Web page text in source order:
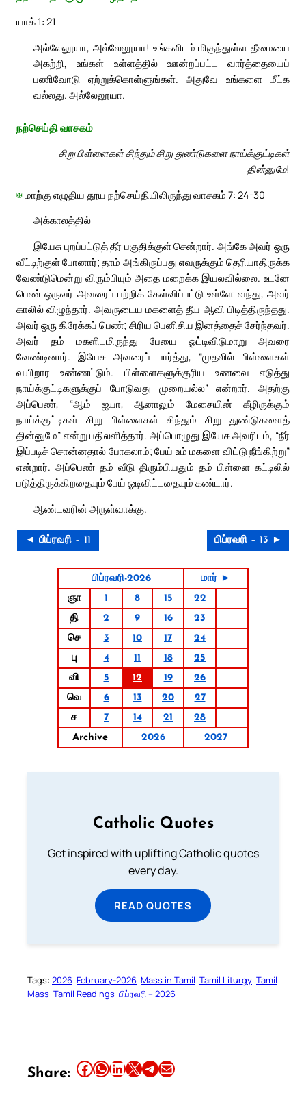
யாக் 1: 21
அல்லேலூயா, அல்லேலூயா! உங்களிடம் மிகுந்துள்ள தீமையை
அகற்றி, உங்கள் உள்ளத்தில் ஊன்றப்பட்ட வார்த்தையைப்
பணிவோடு ஏற்றுக்கொள்ளுங்கள். அதுவே உங்களை மீட்க
வல்லது. அல்லேலூயா.
நற்செய்தி வாசகம்
சிறு பிள்ளைகள் சிந்தும் சிறு துண்டுகளை நாய்க்குட்டிகள்
தின்னுமே!
✠மாற்கு எழுதிய தூய நற்செய்தியிலிருந்து வாசகம் 7: 24-30
அக்காலத்தில்
இயேசு புறப்பட்டுத் தீர் பகுதிக்குள் சென்றார். அங்கே அவர் ஒரு
வீட்டிற்குள் போனார்; தாம் அங்கிருப்பது எவருக்கும் தெரியாதிருக்க
வேண்டுமென்று விரும்பியும் அதை மறைக்க இயலவில்லை. உடனே
பெண் ஒருவர் அவரைப் பற்றிக் கேள்விப்பட்டு உள்ளே வந்து, அவர்
காலில் விழுந்தார். அவருடைய மகளைத் தீய ஆவி பிடித்திருந்தது.
அவர் ஒரு கிரேக்கப் பெண்; சிரிய பெனிசிய இனத்தைச் சேர்ந்தவர்.
அவர் தம் மகளிடமிருந்து பேயை ஓட்டிவிடுமாறு அவரை
வேண்டினார். இயேசு அவரைப் பார்த்து, “முதலில் பிள்ளைகள்
வயிறார உண்ணட்டும். பிள்ளைகளுக்குரிய உணவை எடுத்து
நாய்க்குட்டிகளுக்குப் போடுவது முறையல்ல” என்றார். அதற்கு
அப்பெண், “ஆம் ஐயா, ஆனாலும் மேசையின் கீழிருக்கும்
நாய்க்குட்டிகள் சிறு பிள்ளைகள் சிந்தும் சிறு துண்டுகளைத்
தின்னுமே” என்று பதிலளித்தார். அப்பொழுது இயேசு அவரிடம், “நீர்
இப்படிச் சொன்னதால் போகலாம்; பேய் உம் மகளை விட்டு நீங்கிற்று”
என்றார். அப்பெண் தம் வீடு திரும்பியதும் தம் பிள்ளை கட்டிலில்
படுத்திருக்கிறதையும் பேய் ஓடிவிட்டதையும் கண்டார்.
ஆண்டவரின் அருள்வாக்கு.
◄ பிப்ரவரி – 11 பிப்ரவரி – 13 ►
பிப்ரவரி-2026
மார் ►
ஞா
1 8 15
22
தி
2 9 16
23
செ
3 10 17
24
பு
4 11 18
25
வி
5 12 19
26
வெ
6 13 20
27
ச
7 14 21
28
Archive
2026 2027
Catholic Quotes
Get inspired with uplifting Catholic quotes
every day.
READ QUOTES
Tags: 2026 February-2026 Mass in Tamil Tamil Liturgy Tamil
Mass Tamil Readings பிப்ரவரி – 2026
Share: Share this article on Facebook Share this article on WhatsApp Share this article on LinkedIn Share this article on X Share this article on TelegramEmail this Article